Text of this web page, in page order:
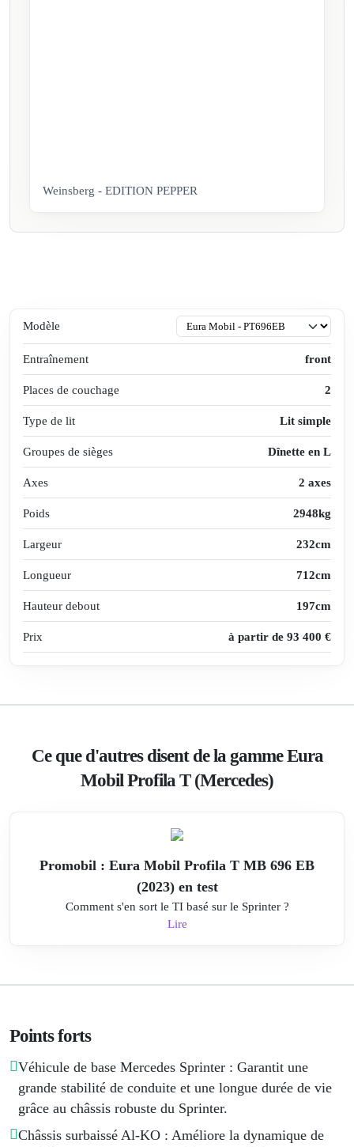
Weinsberg - EDITION PEPPER
Modèle
Entraînement front
Places de couchage 2
Type de lit Lit simple
Groupes de sièges Dînette en L
Axes 2 axes
Poids 2948kg
Largeur 232cm
Longueur 712cm
Hauteur debout 197cm
Prix à partir de 93 400 €
Ce que d'autres disent de la gamme Eura
Mobil Profila T (Mercedes)
Promobil : Eura Mobil Profila T MB 696 EB
(2023) en test
Comment s'en sort le TI basé sur le Sprinter ?
Lire
Points forts
Véhicule de base Mercedes Sprinter : Garantit une
grande stabilité de conduite et une longue durée de vie
grâce au châssis robuste du Sprinter.
Châssis surbaissé Al-KO : Améliore la dynamique de